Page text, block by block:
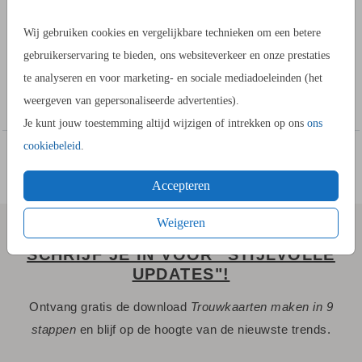
Wij gebruiken cookies en vergelijkbare technieken om een betere
gebruikerservaring te bieden, ons websiteverkeer en onze prestaties
te analyseren en voor marketing- en sociale mediadoeleinden (het
weergeven van gepersonaliseerde advertenties).
Je kunt jouw toestemming altijd wijzigen of intrekken op ons ons
cookiebeleid.
Accepteren
Weigeren
kun je het programma met icoontjes aangeven. In de
beeldbank hebben we verschillende mappen met icoontjes
waar je uit kunt kiezen. Deze trouwkaart heeft het formaat 10
bij 21 cm.
HANDIG OM TE WETEN
- Op kraft kan geen folie gedrukt worden.
- Afbeeldingen op kraftpapier kunnen een ander resultaat
geven dan op het beeldscherm.
- Bestel altijd een proefdruk om de kaart thuis te bekijken.
- Ga naar de kaartopmaker om een stijlvol ontwerp te maken.
- Je kunt gebruik maken van onze uitgebreide beeldbank.
SCHRIJF JE IN VOOR "STIJLVOLLE
UPDATES"!
Ontvang gratis de download Trouwkaarten maken in 9
stappen en blijf op de hoogte van de nieuwste trends.